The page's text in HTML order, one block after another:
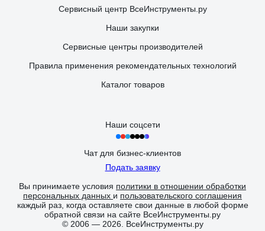
Сервисный центр ВсеИнструменты.ру
Наши закупки
Сервисные центры производителей
Правила применения рекомендательных технологий
Каталог товаров
Наши соцсети
Чат для бизнес-клиентов
Подать заявку
Вы принимаете условия политики в отношении обработки
персональных данных и пользовательского соглашения
каждый раз, когда оставляете свои данные в любой форме
обратной связи на сайте ВсеИнструменты.ру
© 2006 — 2026. ВсеИнструменты.ру